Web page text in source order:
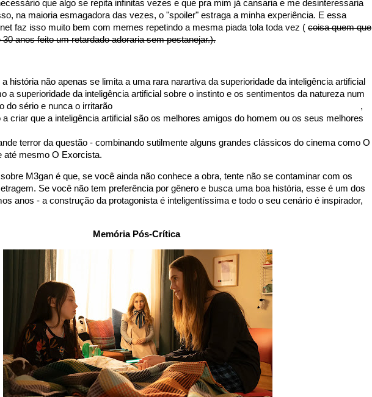
que algo se repita infinitas vezes e que pra mim já cansaria e me desinteressaria
na maioria esmagadora das vezes, o "spoiler" estraga a minha experiência. E essa
faz isso muito bem com memes repetindo a mesma piada tola toda vez ( coisa quem que
anos feito um retardado adoraria sem pestanejar.).
história não apenas se limita a uma rara narartiva da superioridade da inteligência artificial
a superioridade da inteligência artificial sobre o instinto e os sentimentos da natureza num
do sério e nunca o irritarão
,
a criar que a inteligência artificial são os melhores amigos do homem ou os seus melhores
terror da questão - combinando sutilmente alguns grandes clássicos do cinema como O
até mesmo O Exorcista.
M3gan é que, se você ainda não conhece a obra, tente não se contaminar com os
Se você não tem preferência por gênero e busca uma boa história, esse é um dos
anos - a construção da protagonista é inteligentíssima e todo o seu cenário é inspirador,
Memória Pós-Crítica